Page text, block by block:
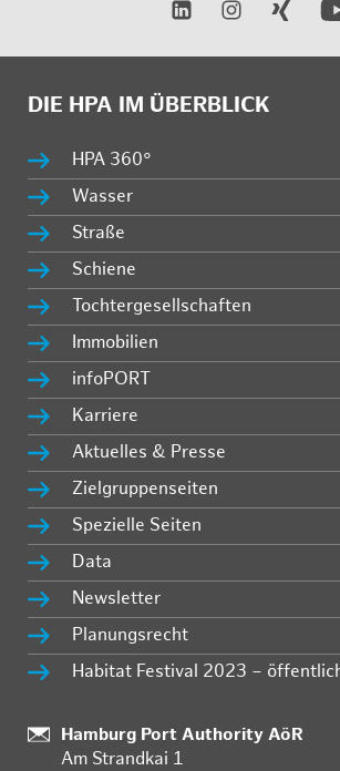
DIE HPA IM ÜBERBLICK
HPA 360°
Wasser
Straße
Schiene
Tochtergesellschaften
Immobilien
infoPORT
Karriere
Aktuelles & Presse
Zielgruppenseiten
Spezielle Seiten
Data
Newsletter
Planungsrecht
Habitat Festival 2023 –
Standort:
Hamburg Port Authority AöR
Am Strandkai 1